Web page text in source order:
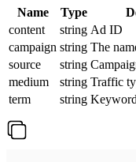
Name Type
content
string Ad ID
campaign string The
source
string
medium
string Traffic
term
string Keyword